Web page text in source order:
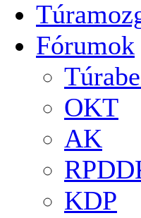
Fórumok
OKT
AK
KDP